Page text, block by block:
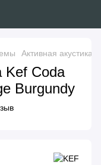
Активная акустика
Kef Coda
Burgundy